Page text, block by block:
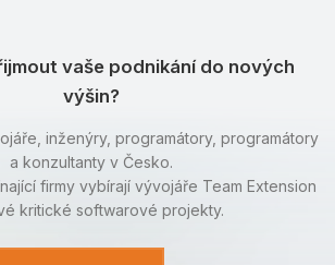
vaše podnikání do nových
výšin?
inženýry, programátory, programátory
a konzultanty v Česko.
firmy vybírají vývojáře Team Extension
kritické softwarové projekty.